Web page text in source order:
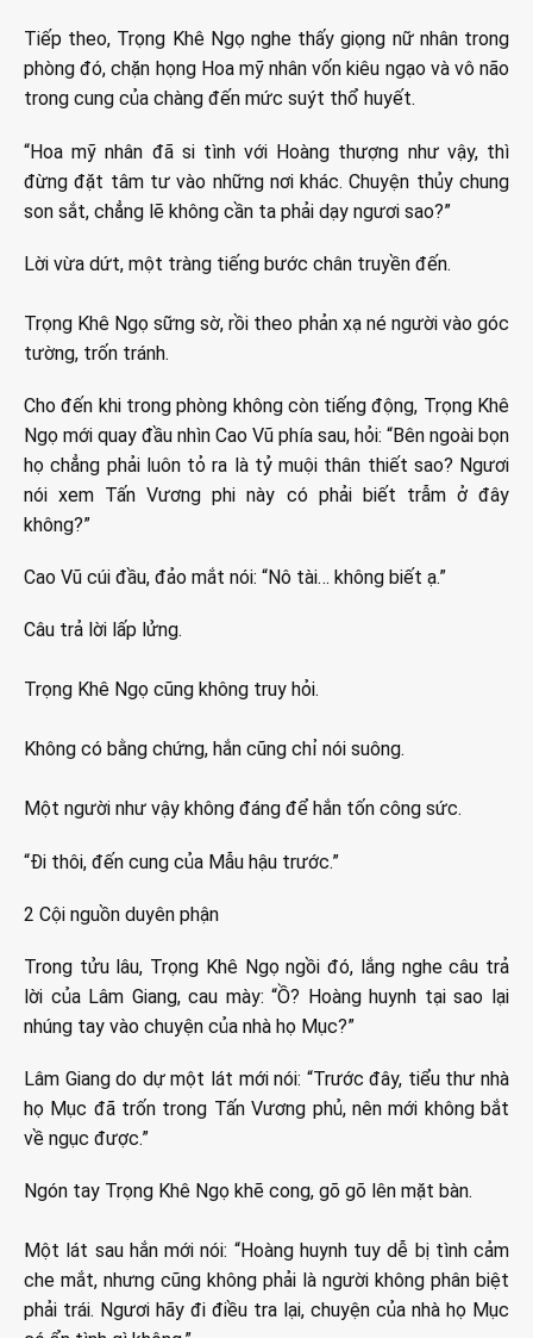
Tiếp theo, Trọng Khê Ngọ nghe thấy giọng nữ nhân trong
phòng đó, chặn họng Hoa mỹ nhân vốn kiêu ngạo và vô não
trong cung của chàng đến mức suýt thổ huyết.
“Hoa mỹ nhân đã si tình với Hoàng thượng như vậy, thì
đừng đặt tâm tư vào những nơi khác. Chuyện thủy chung
son sắt, chẳng lẽ không cần ta phải dạy ngươi sao?”
Lời vừa dứt, một tràng tiếng bước chân truyền đến.
Trọng Khê Ngọ sững sờ, rồi theo phản xạ né người vào góc
tường, trốn tránh.
Cho đến khi trong phòng không còn tiếng động, Trọng Khê
Ngọ mới quay đầu nhìn Cao Vũ phía sau, hỏi: “Bên ngoài bọn
họ chẳng phải luôn tỏ ra là tỷ muội thân thiết sao? Ngươi
nói xem Tấn Vương phi này có phải biết trẫm ở đây
không?”
Cao Vũ cúi đầu, đảo mắt nói: “Nô tài… không biết ạ.”
Câu trả lời lấp lửng.
Trọng Khê Ngọ cũng không truy hỏi.
Không có bằng chứng, hắn cũng chỉ nói suông.
Một người như vậy không đáng để hắn tốn công sức.
“Đi thôi, đến cung của Mẫu hậu trước.”
2 Cội nguồn duyên phận
Trong tửu lâu, Trọng Khê Ngọ ngồi đó, lắng nghe câu trả
lời của Lâm Giang, cau mày: “Ồ? Hoàng huynh tại sao lại
nhúng tay vào chuyện của nhà họ Mục?”
Lâm Giang do dự một lát mới nói: “Trước đây, tiểu thư nhà
họ Mục đã trốn trong Tấn Vương phủ, nên mới không bắt
về ngục được.”
Ngón tay Trọng Khê Ngọ khẽ cong, gõ gõ lên mặt bàn.
Một lát sau hắn mới nói: “Hoàng huynh tuy dễ bị tình cảm
che mắt, nhưng cũng không phải là người không phân biệt
phải trái. Ngươi hãy đi điều tra lại, chuyện của nhà họ Mục